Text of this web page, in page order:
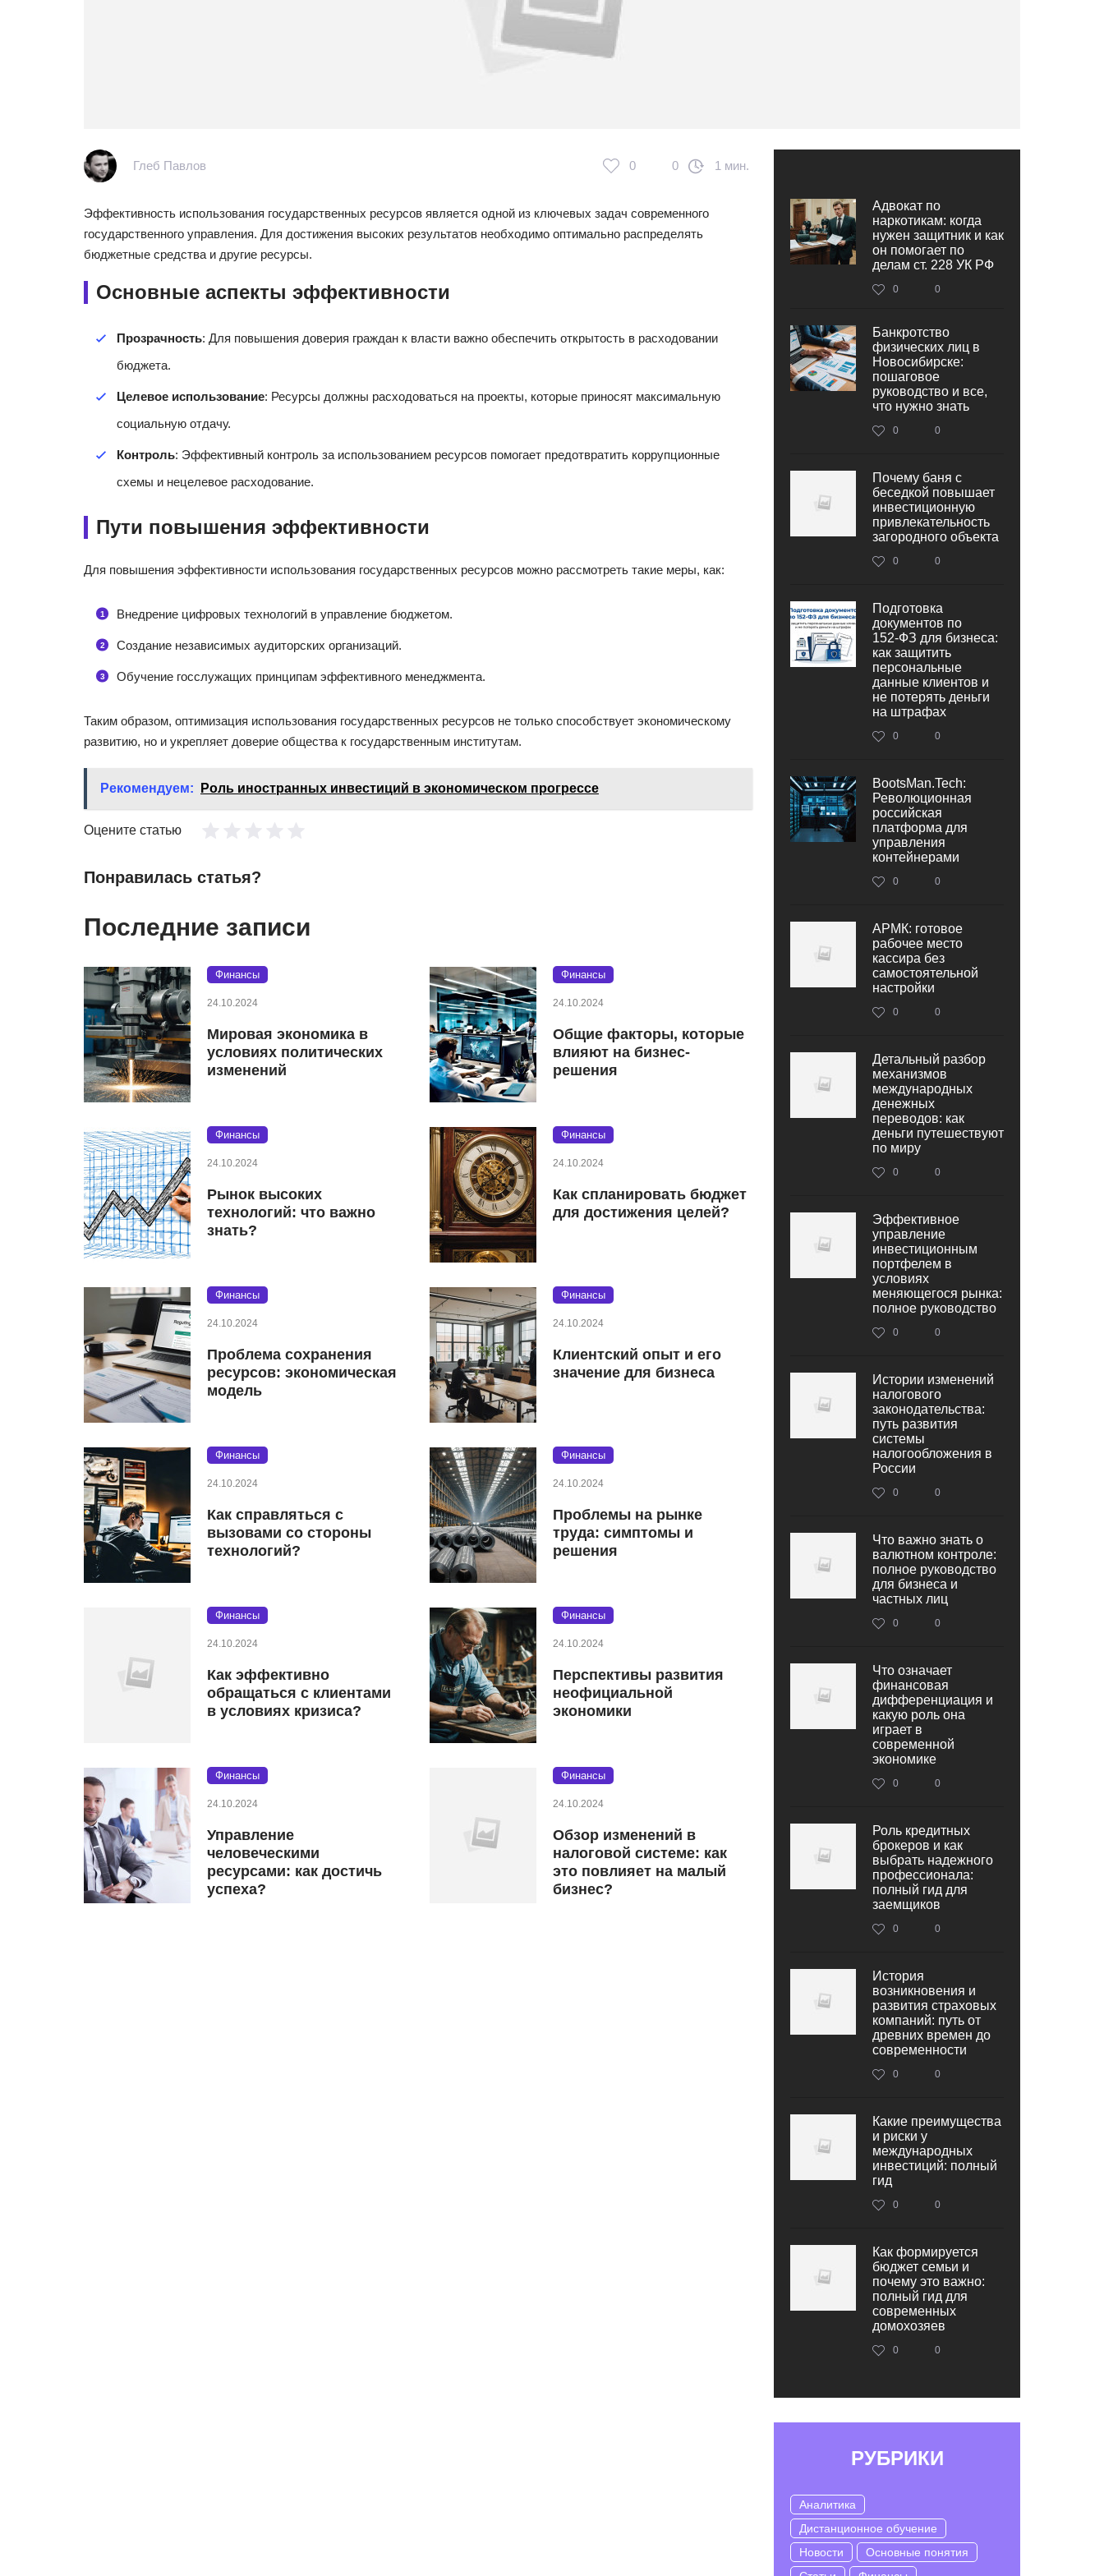
Глеб Павлов 0 0 1 мин.
Эффективность использования государственных ресурсов является одной из ключевых задач современного
государственного управления. Для достижения высоких результатов необходимо оптимально распределять
бюджетные средства и другие ресурсы.
Основные аспекты эффективности
Прозрачность: Для повышения доверия граждан к власти важно обеспечить открытость в расходовании
бюджета.
Целевое использование: Ресурсы должны расходоваться на проекты, которые приносят максимальную
социальную отдачу.
Контроль: Эффективный контроль за использованием ресурсов помогает предотвратить коррупционные
схемы и нецелевое расходование.
Пути повышения эффективности
Для повышения эффективности использования государственных ресурсов можно рассмотреть такие меры, как:
Внедрение цифровых технологий в управление бюджетом.
Создание независимых аудиторских организаций.
Обучение госслужащих принципам эффективного менеджмента.
Таким образом, оптимизация использования государственных ресурсов не только способствует экономическому
развитию, но и укрепляет доверие общества к государственным институтам.
Рекомендуем: Роль иностранных инвестиций в экономическом прогрессе
Оцените статью
Понравилась статья?
Последние записи
Финансы
24.10.2024
Мировая экономика в
условиях политических
изменений
Финансы
24.10.2024
Общие факторы, которые
влияют на бизнес-
решения
Финансы
24.10.2024
Рынок высоких
технологий: что важно
знать?
Финансы
24.10.2024
Как спланировать бюджет
для достижения целей?
Финансы
24.10.2024
Проблема сохранения
ресурсов: экономическая
модель
Финансы
24.10.2024
Клиентский опыт и его
значение для бизнеса
Финансы
24.10.2024
Как справляться с
вызовами со стороны
технологий?
Финансы
24.10.2024
Проблемы на рынке
труда: симптомы и
решения
Финансы
24.10.2024
Как эффективно
обращаться с клиентами
в условиях кризиса?
Финансы
24.10.2024
Перспективы развития
неофициальной
экономики
Финансы
24.10.2024
Управление
человеческими
ресурсами: как достичь
успеха?
Финансы
24.10.2024
Обзор изменений в
налоговой системе: как
это повлияет на малый
бизнес?
Адвокат по
наркотикам: когда
нужен защитник и как
он помогает по
делам ст. 228 УК РФ
0 0
Банкротство
физических лиц в
Новосибирске:
пошаговое
руководство и все,
что нужно знать
0 0
Почему баня с
беседкой повышает
инвестиционную
привлекательность
загородного объекта
0 0
Подготовка
документов по
152‑ФЗ для бизнеса:
как защитить
персональные
данные клиентов и
не потерять деньги
на штрафах
0 0
BootsMan.Tech:
Революционная
российская
платформа для
управления
контейнерами
0 0
АРМК: готовое
рабочее место
кассира без
самостоятельной
настройки
0 0
Детальный разбор
механизмов
международных
денежных
переводов: как
деньги путешествуют
по миру
0 0
Эффективное
управление
инвестиционным
портфелем в
условиях
меняющегося рынка:
полное руководство
0 0
Истории изменений
налогового
законодательства:
путь развития
системы
налогообложения в
России
0 0
Что важно знать о
валютном контроле:
полное руководство
для бизнеса и
частных лиц
0 0
Что означает
финансовая
дифференциация и
какую роль она
играет в
современной
экономике
0 0
Роль кредитных
брокеров и как
выбрать надежного
профессионала:
полный гид для
заемщиков
0 0
История
возникновения и
развития страховых
компаний: путь от
древних времен до
современности
0 0
Какие преимущества
и риски у
международных
инвестиций: полный
гид
0 0
Как формируется
бюджет семьи и
почему это важно:
полный гид для
современных
домохозяев
0 0
РУБРИКИ
Аналитика
Дистанционное обучение
Новости
Основные понятия